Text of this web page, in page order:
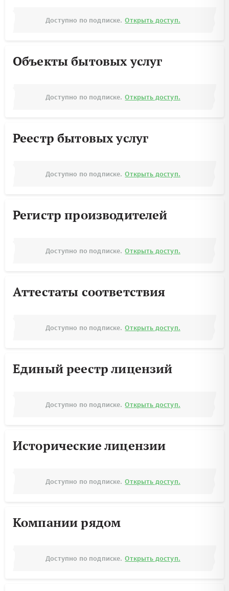
Доступно по подписке. Открыть доступ.
Объекты бытовых услуг
Доступно по подписке. Открыть доступ.
Реестр бытовых услуг
Доступно по подписке. Открыть доступ.
Регистр производителей
Доступно по подписке. Открыть доступ.
Аттестаты соответствия
Доступно по подписке. Открыть доступ.
Единый реестр лицензий
Доступно по подписке. Открыть доступ.
Исторические лицензии
Доступно по подписке. Открыть доступ.
Компании рядом
Доступно по подписке. Открыть доступ.